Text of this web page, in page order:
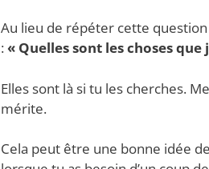
Au lieu de répéter cette
: « Quelles sont les choses que
Elles sont là si tu les cherches.
mérite.
Cela peut être une bonne idée